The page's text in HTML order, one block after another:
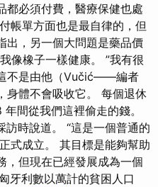
都必須付費，醫療保健也處
帳單方面也是最自律的，但
出，另一個大問題是藥品價
像橡子一樣健康。 ”我有很
不是由他（Vučić——編者
身體不會吸收它。 每個退休
間從我們這裡偷走的錢。
時說道。 “這是一個普通的
式成立。 其目標是能夠幫助
，但現在已經發展成為一個
牙利數以萬計的貧困人口